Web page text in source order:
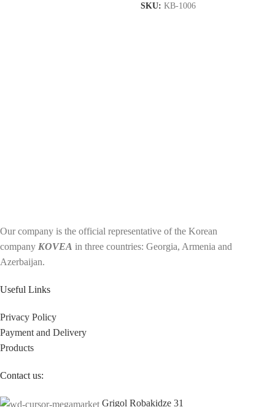
SKU: KB-1006
Our company is the official representative of the Korean
company KOVEA in three countries: Georgia, Armenia and
Azerbaijan.
Useful Links
Privacy Policy
Payment and Delivery
Products
Contact us:
Grigol Robakidze 31